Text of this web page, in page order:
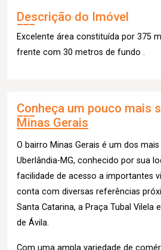
Descrição do Imóvel
Excelente área constituída por 375
frente com 30 metros de fundo .
Conheça um pouco mais
Minas Gerais
O bairro Minas Gerais é um dos
Uberlândia-MG, conhecido por sua
facilidade de acesso a importantes
conta com diversas referências
Santa Catarina, a Praça Tubal Vilela
de Ávila.
Com uma ampla variedade de